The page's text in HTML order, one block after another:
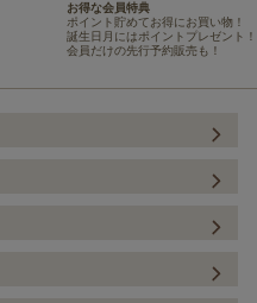
お得な会員特典
ポイント貯めてお得にお買い物！
誕生日月にはポイントプレゼント！
会員だけの先行予約販売も！